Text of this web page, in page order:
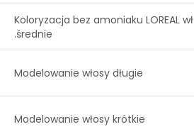
Koloryzacja bez amoniaku LOREAL wł
.średnie
Modelowanie włosy długie
Modelowanie włosy krótkie